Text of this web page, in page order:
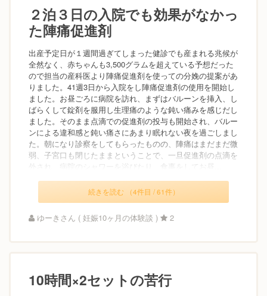
２泊３日の入院でも効果がなかっ
た陣痛促進剤
出産予定日が１週間過ぎてしまった健診でも産まれる兆候が
全然なく、赤ちゃんも3,500グラムを超えている予想だった
ので担当の産科医より陣痛促進剤を使っての分娩の提案があ
りました。41週3日から入院をし陣痛促進剤の使用を開始し
ました。お昼ごろに病院を訪れ、まずはバルーンを挿入、し
ばらくして錠剤を服用し生理痛のような鈍い痛みを感じだし
ました。そのまま点滴での促進剤の投与も開始され、バルー
ンによる違和感と鈍い痛さにあまり眠れない夜を過ごしまし
た。朝になり診察をしてもらったものの、陣痛はまだまだ微
弱、子宮口も閉じたままということで、一旦促進剤の点滴を
外され、病院のシャワーを浴びたり、食事をしてお昼...
続きを読む （4件目 / 61件）
ゆーきさん ( 妊娠10ヶ月の体験談 ) 2
10時間×2セットの苦行